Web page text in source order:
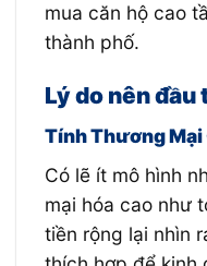
mua căn hộ cao
thành phố.
Lý do nên
Tính Thương Mại
Có lẽ ít mô hình
mại hóa cao như
tiền rộng lại nhìn